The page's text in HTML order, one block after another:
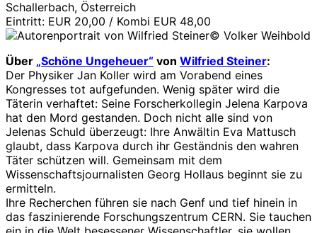
Schallerbach, Österreich
Eintritt: EUR 20,00 / Kombi EUR 48,00
© Volker Weihbold
Über „Schöne Ungeheuer“ von Wilfried Steiner:
Der Physiker Jan Koller wird am Vorabend eines
Kongresses tot aufgefunden. Wenig später wird die
Täterin verhaftet: Seine Forscherkollegin Jelena Karpova
hat den Mord gestanden. Doch nicht alle sind von
Jelenas Schuld überzeugt: Ihre Anwältin Eva Mattusch
glaubt, dass Karpova durch ihr Geständnis den wahren
Täter schützen will. Gemeinsam mit dem
Wissenschaftsjournalisten Georg Hollaus beginnt sie zu
ermitteln.
Ihre Recherchen führen sie nach Genf und tief hinein in
das faszinierende Forschungszentrum CERN. Sie tauchen